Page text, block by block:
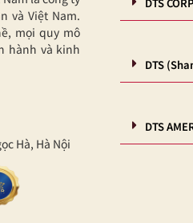
và Việt Nam.
mọi quy mô
hành và kinh
Hà, Hà Nội
DTS
DTS